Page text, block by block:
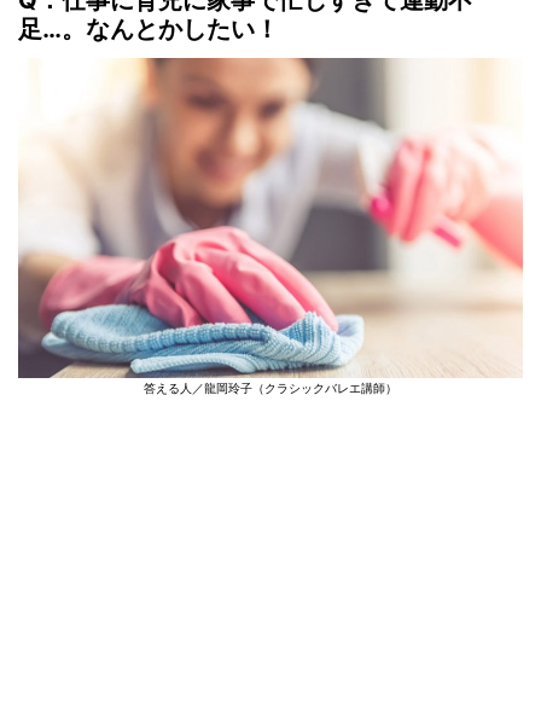
足…。なんとかしたい！
答える人／龍岡玲子（クラシックバレエ講師）